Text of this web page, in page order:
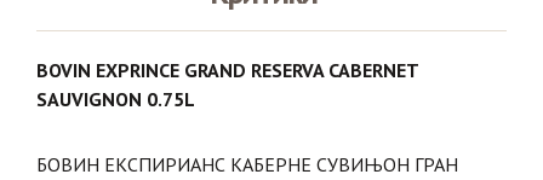
BOVIN EXPRINCE GRAND RESERVA CABERNET
SAUVIGNON 0.75L
БОВИН ЕКСПИРИАНС КАБЕРНЕ СУВИЊОН ГРАН